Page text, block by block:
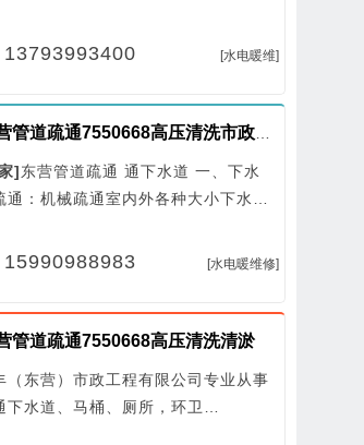
13793993400 [水电暖维]
]东营管道疏通 通下水道 一、下水
通：机械疏通室内外各种大小下水…
15990988983 [水电暖维修]
管道疏通7550668高压清洗清淤
（东营）市政工程有限公司专业从事
下水道、马桶、厕所，环卫…